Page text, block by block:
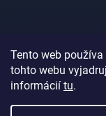
Tento web
tohto webu
informácií tu.